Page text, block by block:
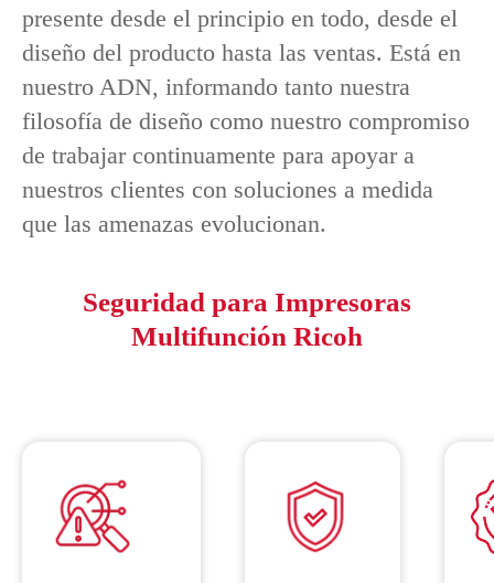
presente desde el principio en todo, desde el
diseño del producto hasta las ventas. Está en
nuestro ADN, informando tanto nuestra
filosofía de diseño como nuestro compromiso
de trabajar continuamente para apoyar a
nuestros clientes con soluciones a medida
que las amenazas evolucionan.
Seguridad para Impresoras
Multifunción Ricoh